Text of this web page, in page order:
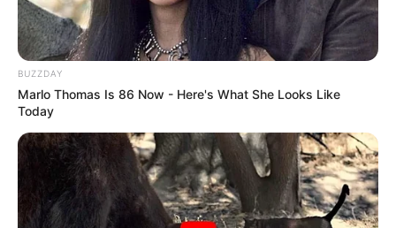
BUZZDAY
Marlo Thomas Is 86 Now - Here's What She Looks Like
Today